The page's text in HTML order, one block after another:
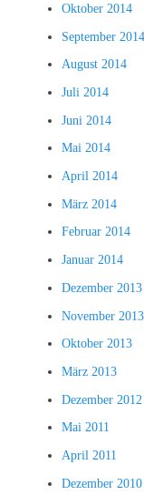
Oktober 2014
September 2014
August 2014
Juli 2014
Juni 2014
Mai 2014
April 2014
März 2014
Februar 2014
Januar 2014
Dezember 2013
November 2013
Oktober 2013
März 2013
Dezember 2012
Mai 2011
April 2011
Dezember 2010